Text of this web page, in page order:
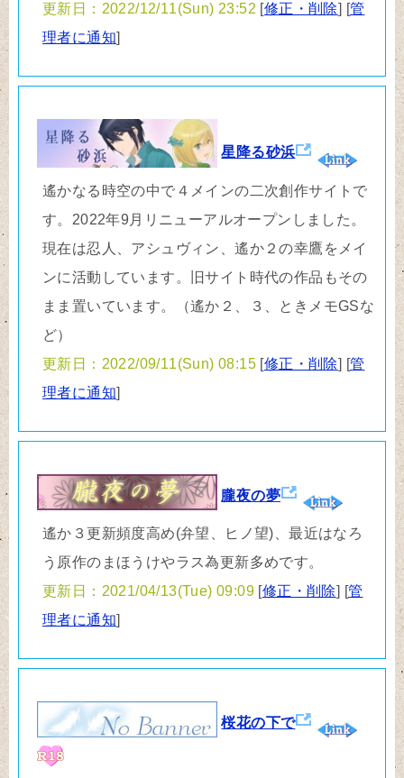
更新日：2022/12/11(Sun) 23:52 [修正・削除] [管
理者に通知]
星降る砂浜
遙かなる時空の中で４メインの二次創作サイトで
す。2022年9月リニューアルオープンしました。
現在は忍人、アシュヴィン、遙か２の幸鷹をメイ
ンに活動しています。旧サイト時代の作品もその
まま置いています。（遙か２、３、ときメモGSな
ど）
更新日：2022/09/11(Sun) 08:15 [修正・削除] [管
理者に通知]
朧夜の夢
遙か３更新頻度高め(弁望、ヒノ望)、最近はなろ
う原作のまほうけやラス為更新多めです。
更新日：2021/04/13(Tue) 09:09 [修正・削除] [管
理者に通知]
桜花の下で